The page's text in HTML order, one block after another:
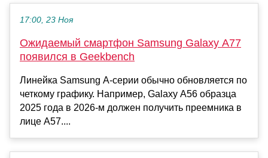
17:00, 23 Ноя
Ожидаемый смартфон Samsung Galaxy A77
появился в Geekbench
Линейка Samsung A-серии обычно обновляется по
четкому графику. Например, Galaxy A56 образца
2025 года в 2026-м должен получить преемника в
лице A57....